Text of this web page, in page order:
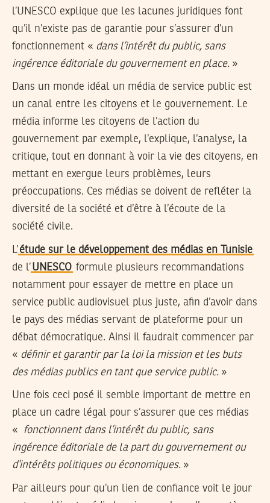
l’UNESCO explique que les lacunes juridiques font
qu’il n’existe pas de garantie pour s’assurer d’un
fonctionnement « dans l’intérêt du public, sans
ingérence éditoriale du gouvernement en place. »
Dans un monde idéal un média de service public est
un canal entre les citoyens et le gouvernement. Le
média informe les citoyens de l’action du
gouvernement par exemple, l’explique, l’analyse, la
critique, tout en donnant à voir la vie des citoyens, en
mettant en exergue leurs problèmes, leurs
préoccupations. Ces médias se doivent de refléter la
diversité de la société et d’être à l’écoute de la
société civile.
L’étude sur le développement des médias en Tunisie
de l’UNESCO formule plusieurs recommandations
notamment pour essayer de mettre en place un
service public audiovisuel plus juste, afin d’avoir dans
le pays des médias servant de plateforme pour un
débat démocratique. Ainsi il faudrait commencer par
« définir et garantir par la loi la mission et les buts
des médias publics en tant que service public. »
Une fois ceci posé il semble important de mettre en
place un cadre légal pour s’assurer que ces médias
« fonctionnent dans l’intérêt du public, sans
ingérence éditoriale de la part du gouvernement ou
d’intérêts politiques ou économiques. »
Par ailleurs pour qu’un lien de confiance voit le jour